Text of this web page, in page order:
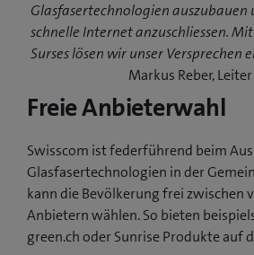
Glasfasertechnologien auszubauen
schnelle Internet anzuschliessen.
Surses lösen wir unser Versprechen
Markus Reber,
Freie Anbieterwahl
Swisscom ist federführend beim
Glasfasertechnologien in der
kann die Bevölkerung frei zwischen
Anbietern wählen. So bieten
green.ch oder Sunrise Produkte auf